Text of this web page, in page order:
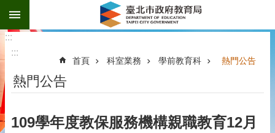
跳到主要內容區塊
:::
:::
首頁 科室業務 學前教育科 熱門公告
熱門公告
109學年度教保服務機構親職教育12月